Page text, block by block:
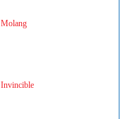
Molang
Invincible